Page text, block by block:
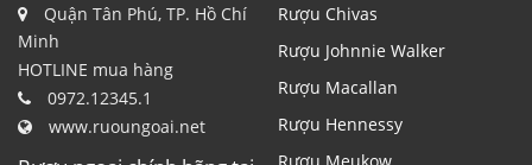
Quận Tân Phú, TP. Hồ Chí
Minh
HOTLINE mua hàng
0972.12345.1
Rượu Chivas
Rượu Johnnie Walker
Rượu Macallan
Rượu Hennessy